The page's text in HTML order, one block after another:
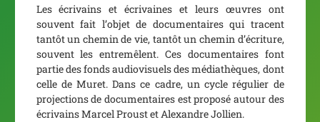
Les écrivains et écrivaines et leurs œuvres ont
souvent fait l’objet de documentaires qui tracent
tantôt un chemin de vie, tantôt un chemin d’écriture,
souvent les entremêlent. Ces documentaires font
partie des fonds audiovisuels des médiathèques, dont
celle de Muret. Dans ce cadre, un cycle régulier de
projections de documentaires est proposé autour des
écrivains Marcel Proust et Alexandre Jollien.